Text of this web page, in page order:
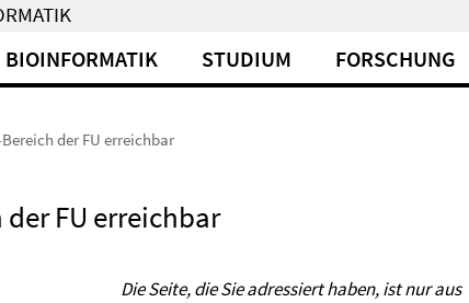
BIOINFORMATIK STUDIUM FORSCHUNG
der FU erreichbar
der FU erreichbar
Die Seite, die Sie adressiert haben, ist nur aus